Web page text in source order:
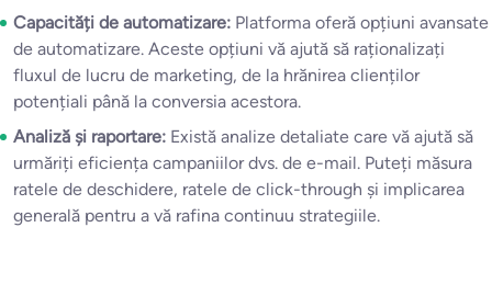
Capacități de automatizare: Platforma oferă opțiuni avansate
de automatizare. Aceste opțiuni vă ajută să raționalizați
fluxul de lucru de marketing, de la hrănirea clienților
potențiali până la conversia acestora.
Analiză și raportare: Există analize detaliate care vă ajută să
urmăriți eficiența campaniilor dvs. de e-mail. Puteți măsura
ratele de deschidere, ratele de click-through și implicarea
generală pentru a vă rafina continuu strategiile.